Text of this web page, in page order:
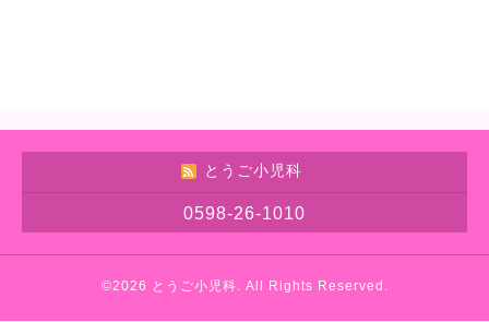
とうご小児科
0598-26-1010
©2026 とうご小児科 . All Rights Reserved.